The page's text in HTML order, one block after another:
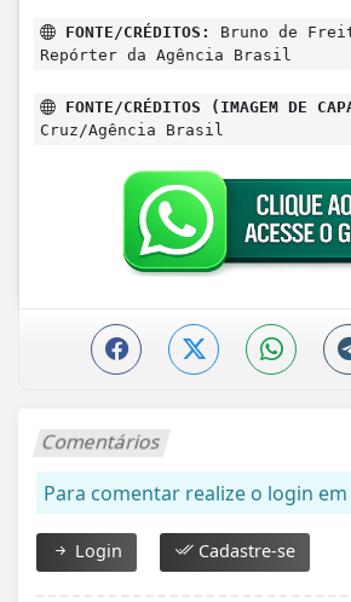
FONTE/CRÉDITOS:
Bruno de
Repórter da Agência Brasil
FONTE/CRÉDITOS (IMAGEM DE
Cruz/Agência Brasil
Comentários
Para comentar realize o login
Login Cadastre-se